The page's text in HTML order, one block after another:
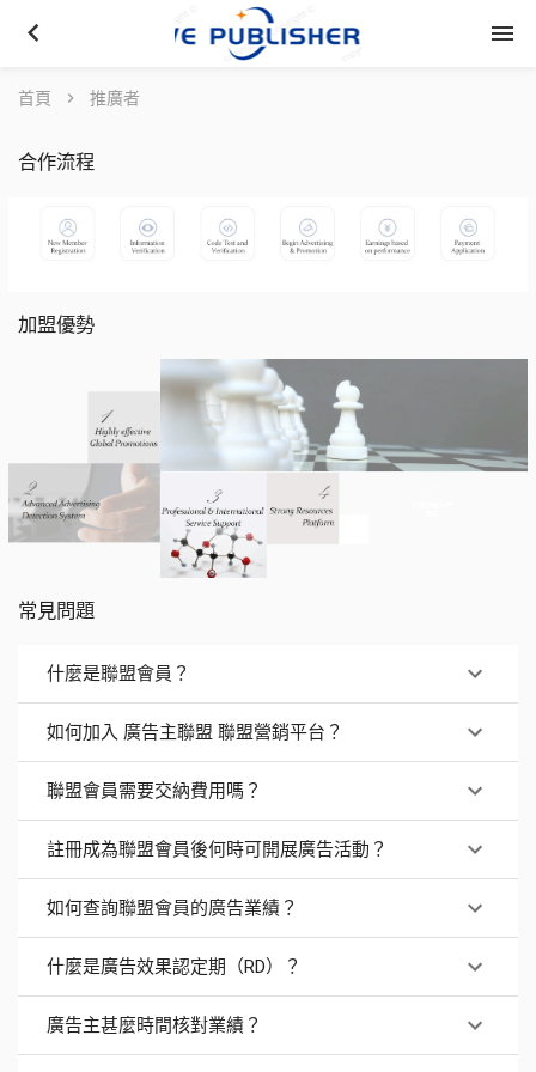
keyboard_arrow_left menu
首頁 chevron_right 推廣者
合作流程
加盟優勢
常見問題
什麼是聯盟會員？
如何加入 廣告主聯盟 聯盟營銷平台？
聯盟會員需要交納費用嗎？
註冊成為聯盟會員後何時可開展廣告活動？
如何查詢聯盟會員的廣告業績？
什麼是廣告效果認定期（RD）？
廣告主甚麼時間核對業績？